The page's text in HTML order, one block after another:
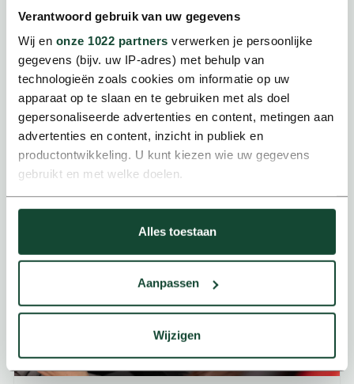
Verantwoord gebruik van uw gegevens
Wij en onze 1022 partners verwerken je persoonlijke
gegevens (bijv. uw IP-adres) met behulp van
technologieën zoals cookies om informatie op uw
apparaat op te slaan en te gebruiken met als doel
gepersonaliseerde advertenties en content, metingen aan
advertenties en content, inzicht in publiek en
productontwikkeling. U kunt kiezen wie uw gegevens
gebruikt en met welke doelen.
Als u het toestaat, willen we ook graag:
Informatie verzamelen over uw geografische locatie,
die tot een paar meter nauwkeurig kan zijn
op specifieke eigenschappen (fingerprinting)
Lees meer over hoe uw persoonlijke gegevens worden
verwerkt en stel uw voorkeuren in het
intrekken in de Cookieverklaring.
Alles toestaan
Aanpassen
Wijzigen
Overheid & publieke sector
Betrouwbare, transparante en duurzame
mobiliteitsoplossingen.